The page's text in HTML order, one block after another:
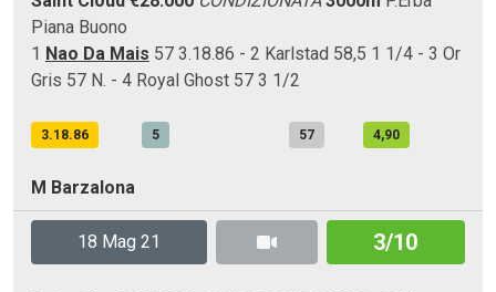
Piana Buono
1 Nao Da Mais 57 3.18.86 - 2 Karlstad 58,5 1 1/4 - 3 Or
Gris 57 N. - 4 Royal Ghost 57 3 1/2
3.18.86 5 57 4,90
M Barzalona
18 Mag 21 3/10